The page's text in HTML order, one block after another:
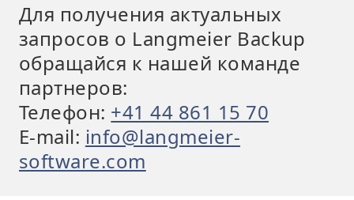
Для получения актуальных
запросов о Langmeier Backup
обращайся к нашей команде
партнеров:
Телефон: +41 44 861 15 70
E-mail: info@langmeier-
software.com